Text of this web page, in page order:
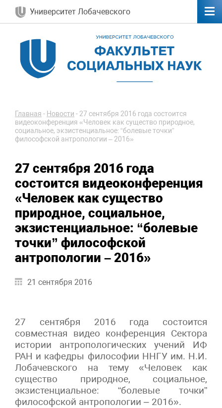
Университет Лобачевского
Главная - Новости - 27 сентября 2016 года состоится
видеоконференция «Человек как существо природное,
социальное, экзистенциальное: “болевые точки”
философской антропологии – 2016»
27 сентября 2016 года
состоится видеоконференция
«Человек как существо
природное, социальное,
экзистенциальное: “болевые
точки” философской
антропологии – 2016»
21 сентября 2016
27 сентября 2016 года состоится
совместная видео конференция Сектора
истории антропологических учений ИФ
РАН и кафедры философии ННГУ им. Н.И.
Лобачевского на тему «Человек как
существо природное, социальное,
экзистенциальное: “болевые точки”
философской антропологии – 2016».